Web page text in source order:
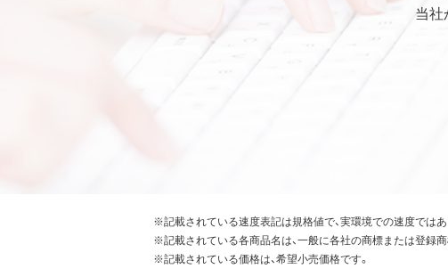
当社
※記載されている速度表記は規格値で、実環境での速度ではあ
※記載されている各商品名は、一般に各社の商標または登録商
※記載されている価格は、希望小売価格です。